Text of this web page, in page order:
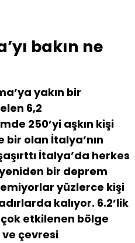
bakın ne
yakın bir
6,2
250’yi aşkın kişi
bir olan İtalya’nın
İtalya’da herkes
bir deprem
yüzlerce kişi
kalıyor. 6.2’lik
etkilenen bölge
çevresi